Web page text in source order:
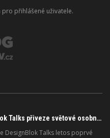
pro přihlášené uživatele.
Konference DesignBlok Talks přiveze světové osobnosti designu a architektury
DesignBlok Talks letos poprvé